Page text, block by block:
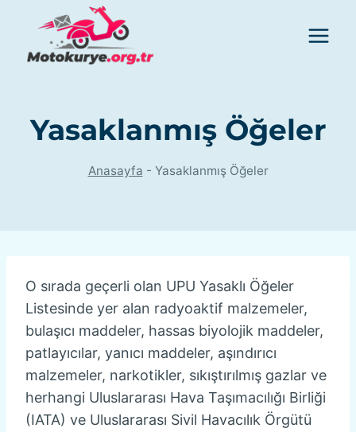
content
Yasaklanmış Öğeler
Anasayfa - Yasaklanmış Öğeler
O sırada geçerli olan UPU Yasaklı Öğeler
Listesinde yer alan radyoaktif malzemeler,
bulaşıcı maddeler, hassas biyolojik maddeler,
patlayıcılar, yanıcı maddeler, aşındırıcı
malzemeler, narkotikler, sıkıştırılmış gazlar ve
herhangi Uluslararası Hava Taşımacılığı Birliği
(IATA) ve Uluslararası Sivil Havacılık Örgütü